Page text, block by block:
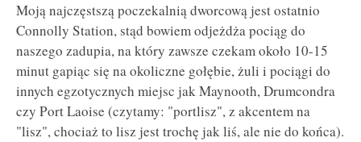
Moją najczęstszą poczekalnią dworcową jest ostatnio
Connolly Station, stąd bowiem odjeżdża pociąg do
naszego zadupia, na który zawsze czekam około 10-15
minut gapiąc się na okoliczne gołębie, żuli i pociągi do
innych egzotycznych miejsc jak Maynooth, Drumcondra
czy Port Laoise (czytamy: "portlisz", z akcentem na
"lisz", chociaż to lisz jest trochę jak liś, ale nie do końca).